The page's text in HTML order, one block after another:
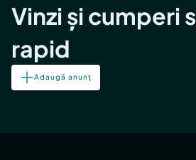
Vinzi și cumperi
rapid
Adaugă anunț